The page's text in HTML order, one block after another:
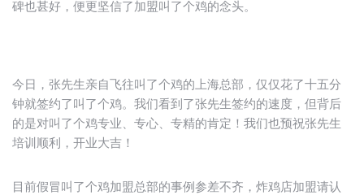
碑也甚好，便更坚信了加盟叫了个鸡的念头。
今日，张先生亲自飞往叫了个鸡的上海总部，仅仅花了十五分
钟就签约了叫了个鸡。我们看到了张先生签约的速度，但背后
的是对叫了个鸡专业、专心、专精的肯定！我们也预祝张先生
培训顺利，开业大吉！
目前假冒叫了个鸡加盟总部的事例参差不齐，炸鸡店加盟请认